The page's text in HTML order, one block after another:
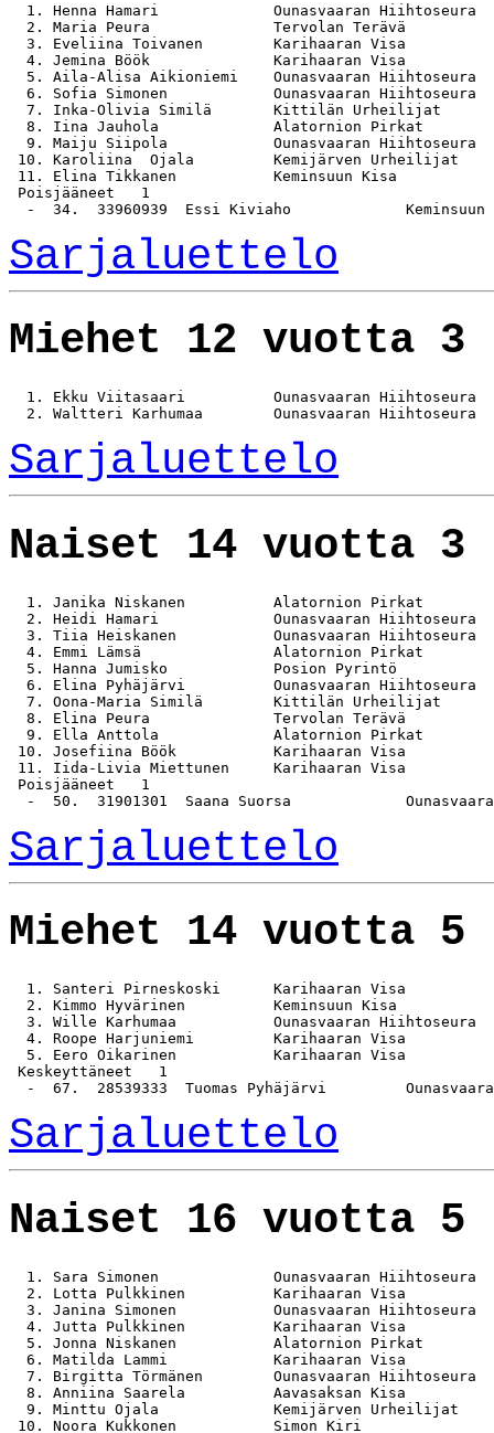
1. Henna Hamari             Ounasvaaran Hiihtoseura
2. Maria Peura              Tervolan Terävä
3. Eveliina Toivanen        Karihaaran Visa
4. Jemina Böök              Karihaaran Visa
5. Aila-Alisa Aikioniemi    Ounasvaaran Hiihtoseura
6. Sofia Simonen            Ounasvaaran Hiihtoseura
7. Inka-Olivia Similä       Kittilän Urheilijat
8. Iina Jauhola             Alatornion Pirkat
9. Maiju Siipola            Ounasvaaran Hiihtoseura
10. Karoliina  Ojala         Kemijärven Urheilijat
11. Elina Tikkanen           Keminsuun Kisa
Poisjääneet   1
Sarjaluettelo
Miehet 12 vuotta 3
1. Ekku Viitasaari          Ounasvaaran Hiihtoseura
Sarjaluettelo
Naiset 14 vuotta 3
1. Janika Niskanen          Alatornion Pirkat
2. Heidi Hamari             Ounasvaaran Hiihtoseura
3. Tiia Heiskanen           Ounasvaaran Hiihtoseura
4. Emmi Lämsä               Alatornion Pirkat
5. Hanna Jumisko            Posion Pyrintö
6. Elina Pyhäjärvi          Ounasvaaran Hiihtoseura
7. Oona-Maria Similä        Kittilän Urheilijat
8. Elina Peura              Tervolan Terävä
9. Ella Anttola             Alatornion Pirkat
10. Josefiina Böök           Karihaaran Visa
11. Iida-Livia Miettunen     Karihaaran Visa
Poisjääneet   1
Sarjaluettelo
Miehet 14 vuotta 5
1. Santeri Pirneskoski      Karihaaran Visa
2. Kimmo Hyvärinen          Keminsuun Kisa
3. Wille Karhumaa           Ounasvaaran Hiihtoseura
4. Roope Harjuniemi         Karihaaran Visa
5. Eero Oikarinen           Karihaaran Visa
Keskeyttäneet   1
Sarjaluettelo
Naiset 16 vuotta 5
1. Sara Simonen             Ounasvaaran Hiihtoseura
2. Lotta Pulkkinen          Karihaaran Visa
3. Janina Simonen           Ounasvaaran Hiihtoseura
4. Jutta Pulkkinen          Karihaaran Visa
5. Jonna Niskanen           Alatornion Pirkat
6. Matilda Lammi            Karihaaran Visa
7. Birgitta Törmänen        Ounasvaaran Hiihtoseura
8. Anniina Saarela          Aavasaksan Kisa
9. Minttu Ojala             Kemijärven Urheilijat
10. Noora Kukkonen           Simon Kiri